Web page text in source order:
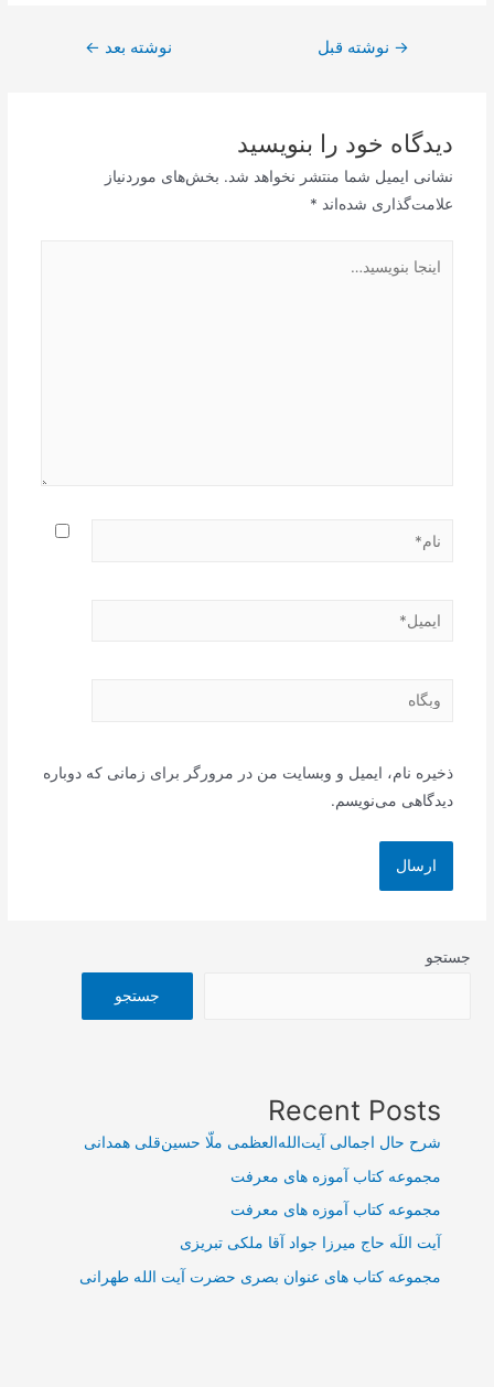
راهبری→ نوشته قبل نوشته بعد ←
دیدگاه‌ خود را بنویسید
نشانی ایمیل شما منتشر نخواهد شد. بخش‌های موردنیاز
علامت‌گذاری شده‌اند *
بنویسید…
نام*
ایمیل*
وبگاه
ذخیره نام، ایمیل و وبسایت من در مرورگر برای زمانی که دوباره
دیدگاهی می‌نویسم.
جستجو
جستجو
Recent Posts
شرح حال اجمالی آیت‌الله‌العظمی ملّا حسین‌قلی همدانی
مجموعه کتاب آموزه های معرفت
مجموعه کتاب آموزه های معرفت
آیت اللَه حاج میرزا جواد آقا ملکی تبریزی
مجموعه کتاب های عنوان بصری حضرت آیت الله طهرانی